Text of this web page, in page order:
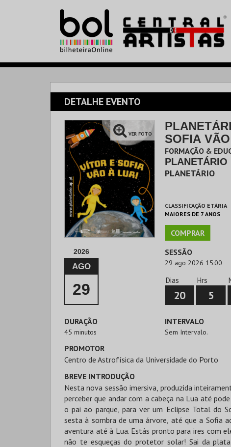
DETALHE EVENTO
VER FOTO
SOFIA
FORMAÇÃO &
PLANETÁRIO
PLANETÁRIO
CLASSIFICAÇÃO ETÁRIA
MAIORES DE 7 ANOS
COMPRAR
2026
AGO
29
SESSÃO
29 ago 2026 15:00
Dias
20
Hrs
5
DURAÇÃO
45 minutos
INTERVALO
Sem Intervalo.
PROMOTOR
Centro de Astrofísica da Universidade do Porto
BREVE INTRODUÇÃO
Nesta nova sessão imersiva, produzida
perceber que andar com a cabeça na Lua até
o pai ao parque, para ver um Eclipse Total do
sesta à sombra de uma árvore, até que a Sofia
aventura até à Lua. Estás pronto para ires com
não te esqueças do protetor solar! Sai da